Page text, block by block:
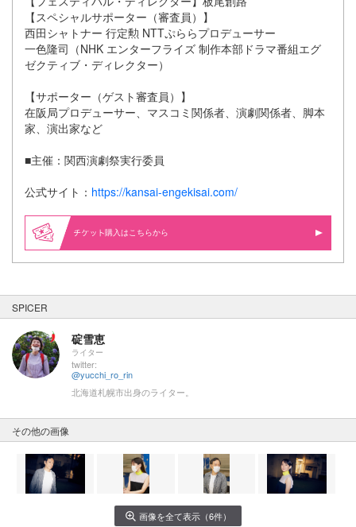
【スペシャルサポーター（審査員）】
西田シャトナー 行定勲 NTTぷららプロデューサー
一色隆司（NHK エンターフライズ 制作本部ドラマ番組エグ
ゼクティブ・ディレクター）
【サポーター（ゲスト審査員）】
在阪局プロデューサー、マスコミ関係者、演劇関係者、脚本
家、演出家など
■主催：関西演劇祭実行委員
公式サイト： https://kansai-engekisai.com/
購入はこちらから
SPICER
碇雪恵
ライター
twitter:
@yucchi_ro_rin
北海道札幌市出身のライター。
その他の画像
画像を全て表示（6件）